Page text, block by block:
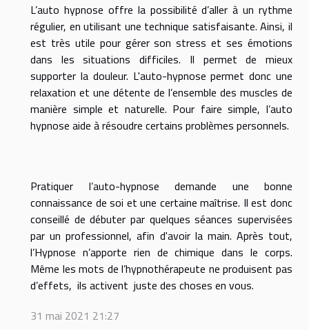
L’auto hypnose offre la possibilité d’aller à un rythme
régulier, en utilisant une technique satisfaisante. Ainsi, il
est très utile pour gérer son stress et ses émotions
dans les situations difficiles. Il permet de mieux
supporter la douleur. L'auto-hypnose permet donc une
relaxation et une détente de l’ensemble des muscles de
manière simple et naturelle. Pour faire simple, l’auto
hypnose aide à résoudre certains problèmes personnels.
Pratiquer l’auto-hypnose demande une bonne
connaissance de soi et une certaine maîtrise. Il est donc
conseillé de débuter par quelques séances supervisées
par un professionnel, afin d'avoir la main. Après tout,
l’Hypnose n’apporte rien de chimique dans le corps.
Même les mots de l’hypnothérapeute ne produisent pas
d’effets, ils activent juste des choses en vous.
31 mai 2021 21:27